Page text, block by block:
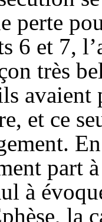
perte
6 et 7,
très
avaient
et ce
part
à
la